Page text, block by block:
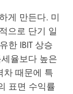
게 만든다. 미
으로 단기 일
한 IBIT 상승
율보다 높은
차 때문에 특
표면 수익률